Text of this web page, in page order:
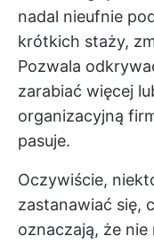
nadal nieufnie
krótkich staży,
Pozwala
zarabiać więcej
organizacyjną
pasuje.
Oczywiście,
zastanawiać się,
oznaczają, że nie